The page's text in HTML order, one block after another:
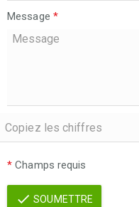
Message *
* Champs requis
SOUMETTRE